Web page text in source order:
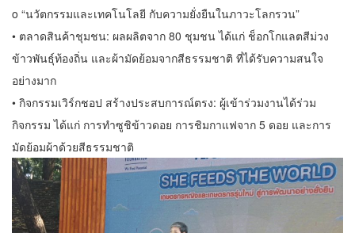
o “นวัตกรรมและเทคโนโลยี กับความยั่งยืนในภาวะโลกรวน”
• ตลาดสินค้าชุมชน: ผลผลิตจาก 80 ชุมชน ได้แก่ ช็อกโกแลตสีม่วง
ข้าวพันธุ์ท้องถิ่น และผ้ามัดย้อมจากสีธรรมชาติ ที่ได้รับความสนใจ
อย่างมาก
• กิจกรรมเวิร์กชอป สร้างประสบการณ์ตรง: ผู้เข้าร่วมงานได้ร่วม
กิจกรรม ได้แก่ การทำซูชิข้าวดอย การชิมกาแฟจาก 5 ดอย และการ
มัดย้อมผ้าด้วยสีธรรมชาติ